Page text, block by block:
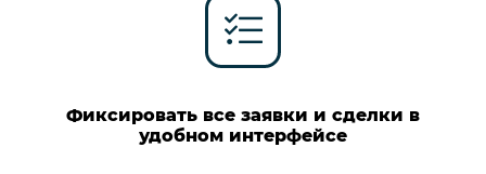
Фиксировать все заявки и сделки в
удобном интерфейсе